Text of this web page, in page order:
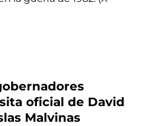
oficial de David
Malvinas